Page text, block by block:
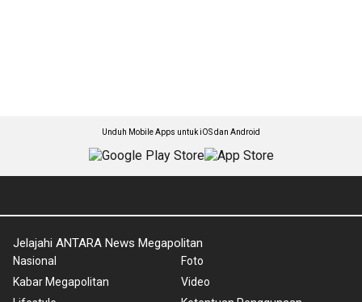
Unduh Mobile Apps untuk iOS dan Android
Jelajahi ANTARA News Megapolitan
Nasional
Kabar Megapolitan
Foto
Video